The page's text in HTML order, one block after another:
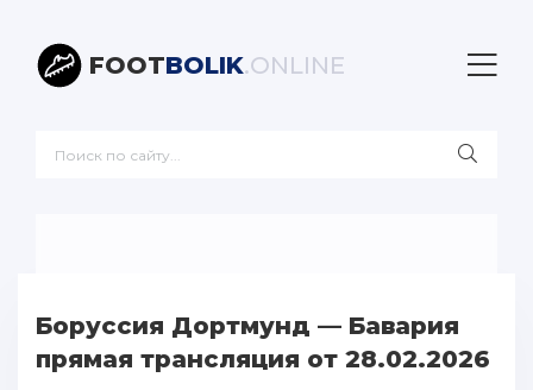
FOOTBOLIK.ONLINE
Боруссия Дортмунд — Бавария
прямая трансляция от 28.02.2026